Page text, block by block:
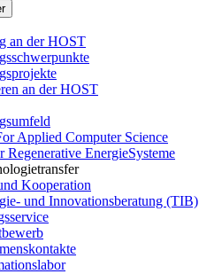
an der HOST
an der HOST
Applied Computer Science
Regenerative EnergieSysteme
Kooperation
und Innovationsberatung (TIB)